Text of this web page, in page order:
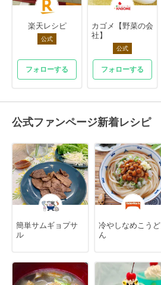
楽天レシピ
公式
フォローする
カゴメ【野菜の会
社】
公式
フォローする
公式ファンページ新着レシピ
簡単サムギョプサ
ル
冷やしなめこうど
ん